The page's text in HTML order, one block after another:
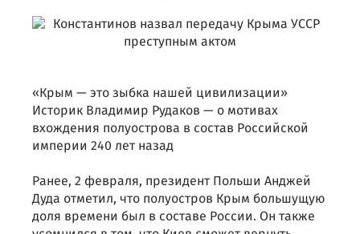
«Крым — это зыбка нашей цивилизации»
Историк Владимир Рудаков — о мотивах
вхождения полуострова в состав Российской
империи 240 лет назад
Ранее, 2 февраля, президент Польши Анджей
Дуда отметил, что полуостров Крым большущую
доля времени был в составе России. Он также